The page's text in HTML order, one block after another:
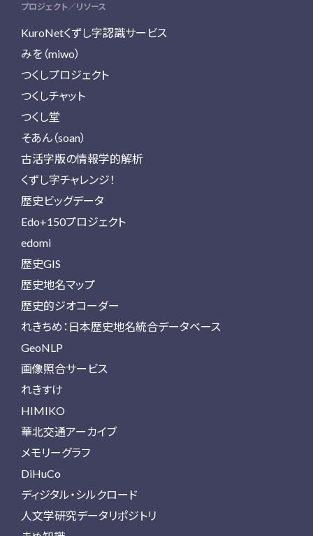
プロジェクト／リソース
KuroNetくずし字認識サービス
みを（miwo）
つくしプロジェクト
つくしチャット
つくし堂
そあん（soan）
古活字版の情報学的解析
くずし字チャレンジ！
歴史ビッグデータ
Edo+150プロジェクト
edomi
歴史GIS
歴史地名マップ
歴史的ジオコーダー
れきちめ：日本歴史地名統合データベース
GeoNLP
画像照合サービス
れきすけ
HIMIKO
華北交通アーカイブ
メモリーグラフ
DiHuCo
ディジタル・シルクロード
人文学研究データリポジトリ